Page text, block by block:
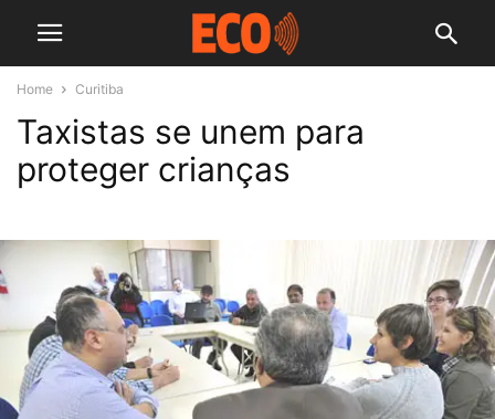
Home Curitiba
Taxistas se unem para
proteger crianças